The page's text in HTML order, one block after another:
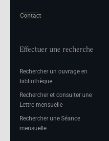
Contact
Effectuer une recherche
Rechercher un ouvrage en
bibliothèque
Rechercher et consulter une
Lettre mensuelle
Rechercher une Séance
mensuelle